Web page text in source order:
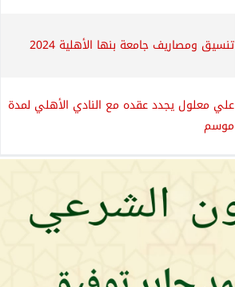
تنسيق ومصاريف جامعة بنها الأهلية 2024
علي معلول يجدد عقده مع النادي الأهلي لمدة
موسم